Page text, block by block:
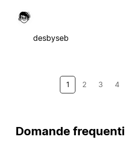
desbyseb
1 2 3 4
Domande frequenti